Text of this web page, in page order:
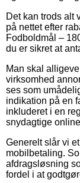
Det kan trods alt
på nettet efter
Fodboldmål –
du er sikret at
Man skal
virksomhed
ses som
indikation på en
inkluderet i en
snydagtige
Generelt slår vi
mobilbetaling.
afdragsløsning
fordel i at